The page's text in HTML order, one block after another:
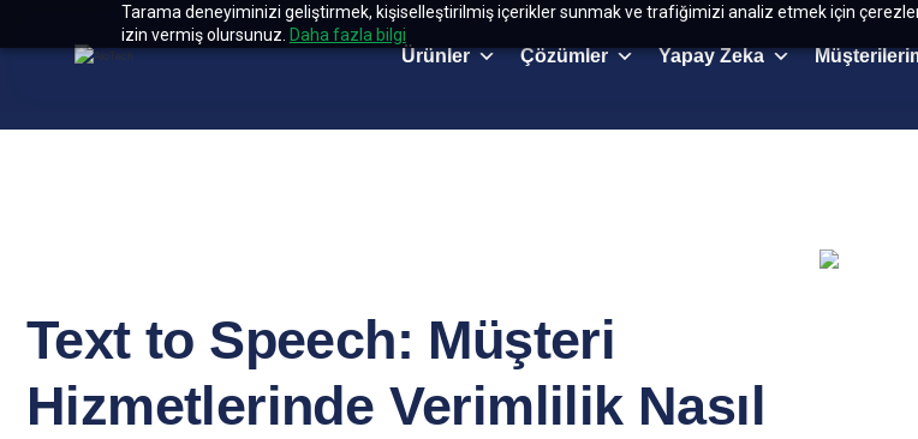
Tarama deneyiminizi geliştirmek, kişiselleştirilmiş içerikler sunmak ve trafiğimizi analiz etmek için çerezleri
izin vermiş olursunuz. Daha fazla bilgi
Ürünler Çözümler Yapay Zeka
Text to Speech: Müşteri
Hizmetlerinde Verimlilik Nasıl